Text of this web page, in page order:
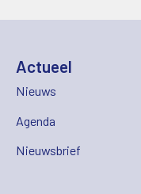
Actueel
Nieuws
Agenda
Nieuwsbrief